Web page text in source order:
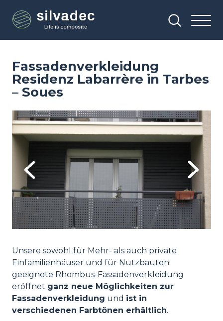
zum
Inhalt
Fassadenverkleidung
Residenz Labarrère in Tarbes
– Soues
Previous
Image
Next
Unsere sowohl für Mehr- als auch private
Einfamilienhäuser und für Nutzbauten
geeignete Rhombus-Fassadenverkleidung
eröffnet ganz neue Möglichkeiten zur
Fassadenverkleidung und ist in
verschiedenen Farbtönen erhältlich.